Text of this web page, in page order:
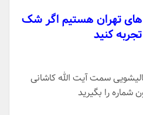
های تهران هستیم اگر شک
کنید
سمت آیت الله کاشانی
شماره را بگیرید